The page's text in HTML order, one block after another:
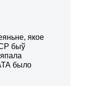
якое
быў
было